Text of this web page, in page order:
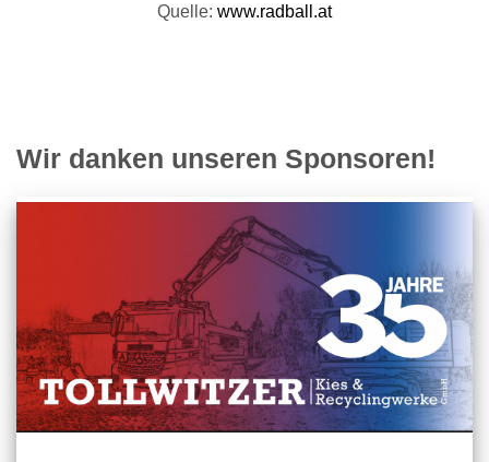
Quelle: www.radball.at
Wir danken unseren Sponsoren!